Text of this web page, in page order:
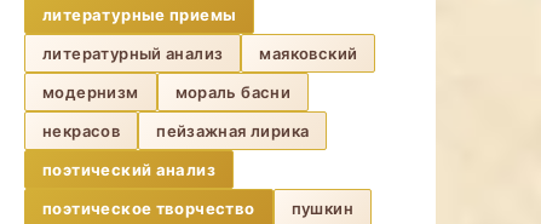
литературные приемы
литературный анализ
маяковский
модернизм
мораль басни
некрасов
пейзажная лирика
поэтический анализ
поэтическое творчество
пушкин